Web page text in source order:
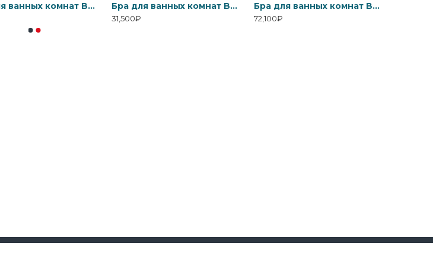
Бра для ванных комнат BATH-FALMOUTH-FG Elstead, арт. BATH-FALMOUTH-FG Бра для ванных комнат BATH-FALMOUTH-PC Elstead, арт. BATH-FALMOUTH-PC
31,500₽
Бра для ванных комнат BATH-VERITY-PC Elstead, арт. BATH-VERITY-PC
72,100₽